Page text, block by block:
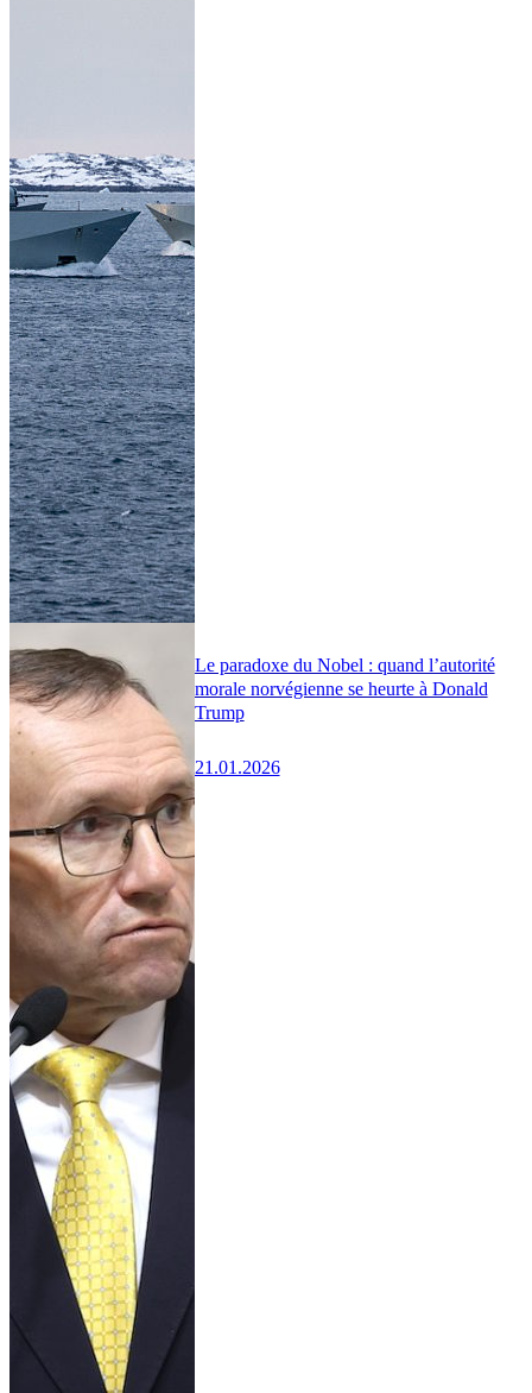
Le paradoxe du Nobel : quand l’autorité
morale norvégienne se heurte à Donald
Trump
21.01.2026